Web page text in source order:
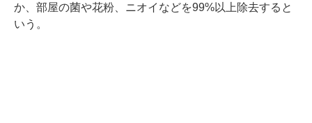
か、部屋の菌や花粉、ニオイなどを99%以上除去すると
いう。